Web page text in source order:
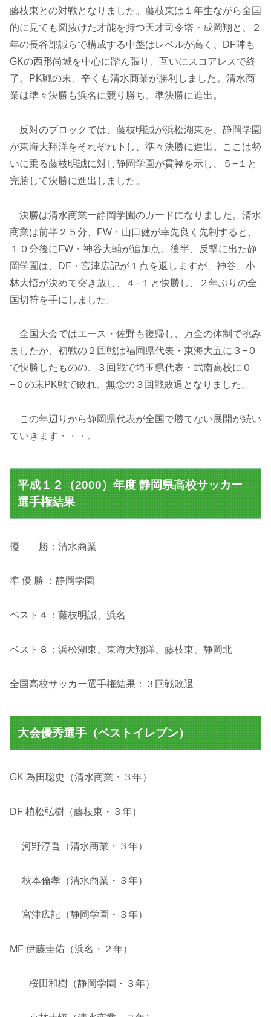
藤枝東との対戦となりました。藤枝東は１年生ながら全国
的に見ても図抜けた才能を持つ天才司令塔・成岡翔と、２
年の長谷部誠らで構成する中盤はレベルが高く、DF陣も
GKの西形尚城を中心に踏ん張り、互いにスコアレスで終
了。PK戦の末、辛くも清水商業が勝利しました。清水商
業は準々決勝も浜名に競り勝ち、準決勝に進出。
反対のブロックでは、藤枝明誠が浜松湖東を、静岡学園
が東海大翔洋をそれぞれ下し、準々決勝に進出。ここは勢
いに乗る藤枝明誠に対し静岡学園が貫禄を示し、５−１と
完勝して決勝に進出しました。
決勝は清水商業ー静岡学園のカードになりました。清水
商業は前半２５分、FW・山口健が幸先良く先制すると、
１０分後にFW・神谷大輔が追加点。後半、反撃に出た静
岡学園は、DF・宮津広記が１点を返しますが、神谷、小
林大悟が決めて突き放し、４−１と快勝し、２年ぶりの全
国切符を手にしました。
全国大会ではエース・佐野も復帰し、万全の体制で挑み
ましたが、初戦の２回戦は福岡県代表・東海大五に３−０
で快勝したものの、３回戦で埼玉県代表・武南高校に０
−０の末PK戦で敗れ、無念の３回戦敗退となりました。
この年辺りから静岡県代表が全国で勝てない展開が続い
ていきます・・・。
平成１２（2000）年度 静岡県高校サッカー
選手権結果
優 勝：清水商業
準 優 勝 ：静岡学園
ベスト４：藤枝明誠、浜名
ベスト８：浜松湖東、東海大翔洋、藤枝東、静岡北
全国高校サッカー選手権結果：３回戦敗退
大会優秀選手（ベストイレブン）
GK 為田聡史（清水商業・３年）
DF 植松弘樹（藤枝東・３年）
河野淳吾（清水商業・３年）
秋本倫孝（清水商業・３年）
宮津広記（静岡学園・３年）
MF 伊藤圭佑（浜名・２年）
桜田和樹（静岡学園・３年）